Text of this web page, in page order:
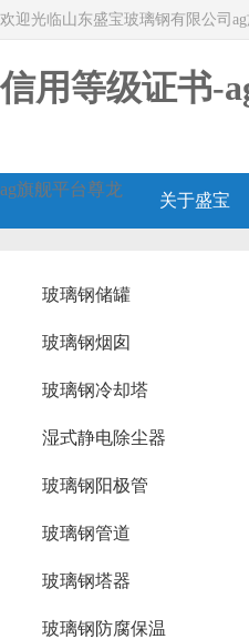
欢迎光临山东盛宝玻璃钢有限公司
信用等级证书-
ag旗舰平台尊龙
关于盛宝
玻璃钢储罐
玻璃钢烟囱
玻璃钢冷却塔
湿式静电除尘器
玻璃钢阳极管
玻璃钢管道
玻璃钢塔器
玻璃钢防腐保温